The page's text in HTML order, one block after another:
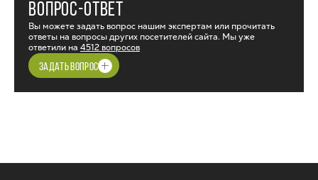
ВОПРОС-ОТВЕТ
Вы можете задать вопрос нашим экспертам или прочитать
ответы на вопросы других посетителей сайта. Мы уже
ответили на 4512 вопросов
ЗАДАТЬ ВОПРОС